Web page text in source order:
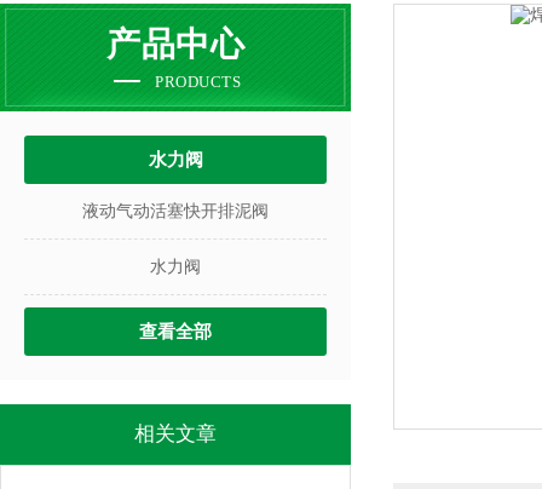
产品中心
PRODUCTS
水力阀
液动气动活塞快开排泥阀
水力阀
查看全部
相关文章